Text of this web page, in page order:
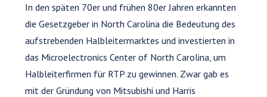
In den späten 70er und frühen 80er Jahren erkannten
die Gesetzgeber in North Carolina die Bedeutung des
aufstrebenden Halbleitermarktes und investierten in
das Microelectronics Center of North Carolina, um
Halbleiterfirmen für RTP zu gewinnen. Zwar gab es
mit der Gründung von Mitsubishi und Harris